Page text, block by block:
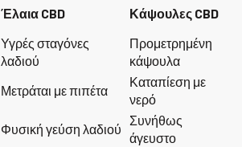
Έλαια CBD Κάψουλες CBD
Υγρές σταγόνες
λαδιού
Προμετρημένη
κάψουλα
Μετράται με πιπέτα
Καταπίεση με
νερό
Φυσική γεύση λαδιού
Συνήθως
άγευστο